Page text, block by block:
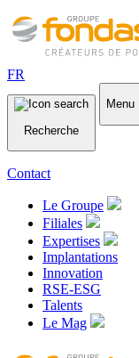
FR
Recherche
Menu
Contact
Le Groupe
Filiales
Expertises
Implantations
Innovation
RSE-ESG
Talents
Le Mag